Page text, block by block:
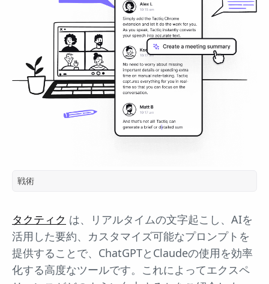
戦術
タクティク は、リアルタイムの文字起こし、AIを
活用した要約、カスタマイズ可能なプロンプトを
提供することで、ChatGPTとClaudeの使用を効率
化する高度なツールです。これによってエクスペ